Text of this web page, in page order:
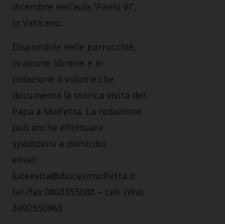
dicembre nell’aula “Paolo VI”,
in Vaticano.
Disponibile nelle parrocchie,
in alcune librerie e in
redazione il volume che
documenta la storica visita del
Papa a Molfetta. La redazione
può anche effettuare
spedizioni a domicilio.
email:
luceevita@diocesimolfetta.it
tel./fax 0803355088 – cell. (Wa)
3492550963